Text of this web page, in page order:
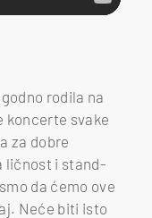
rodila na
koncerte svake
za dobre
ličnost i stand-
da ćemo ove
Neće biti isto